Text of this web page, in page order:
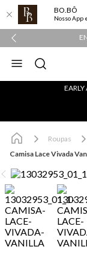
BO.BÔ
Nosso App
Roupas